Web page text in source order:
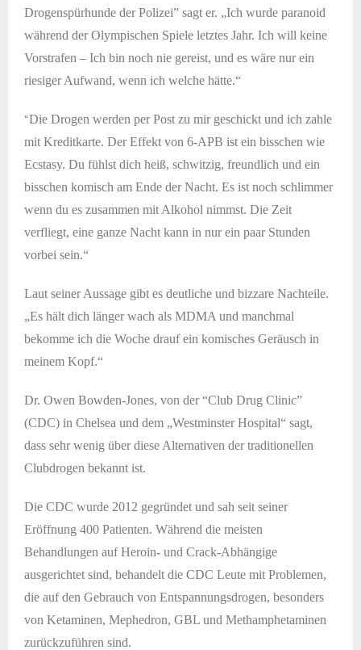
Drogenspürhunde der Polizei” sagt er. „Ich wurde paranoid
während der Olympischen Spiele letztes Jahr. Ich will keine
Vorstrafen – Ich bin noch nie gereist, und es wäre nur ein
riesiger Aufwand, wenn ich welche hätte.“
“Die Drogen werden per Post zu mir geschickt und ich zahle
mit Kreditkarte. Der Effekt von 6-APB ist ein bisschen wie
Ecstasy. Du fühlst dich heiß, schwitzig, freundlich und ein
bisschen komisch am Ende der Nacht. Es ist noch schlimmer
wenn du es zusammen mit Alkohol nimmst. Die Zeit
verfliegt, eine ganze Nacht kann in nur ein paar Stunden
vorbei sein.“
Laut seiner Aussage gibt es deutliche und bizzare Nachteile.
„Es hält dich länger wach als MDMA und manchmal
bekomme ich die Woche drauf ein komisches Geräusch in
meinem Kopf.“
Dr. Owen Bowden-Jones, von der “Club Drug Clinic”
(CDC) in Chelsea und dem „Westminster Hospital“ sagt,
dass sehr wenig über diese Alternativen der traditionellen
Clubdrogen bekannt ist.
Die CDC wurde 2012 gegründet und sah seit seiner
Eröffnung 400 Patienten. Während die meisten
Behandlungen auf Heroin- und Crack-Abhängige
ausgerichtet sind, behandelt die CDC Leute mit Problemen,
die auf den Gebrauch von Entspannungsdrogen, besonders
von Ketaminen, Mephedron, GBL und Methamphetaminen
zurückzuführen sind.